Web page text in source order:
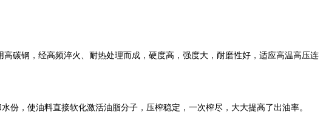
碳钢，经高频淬火、耐热处理而成，硬度高，强度大，耐磨性好，适应高温高压连
，使油料直接软化激活油脂分子，压榨稳定，一次榨尽，大大提高了出油率。